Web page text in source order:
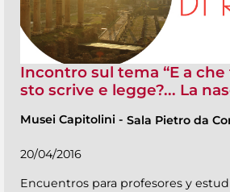
Incontro sul tema “E a
sto scrive e legge?... La
Musei Capitolini - Sala Pietro da
20/04/2016
Encuentros para profesores y